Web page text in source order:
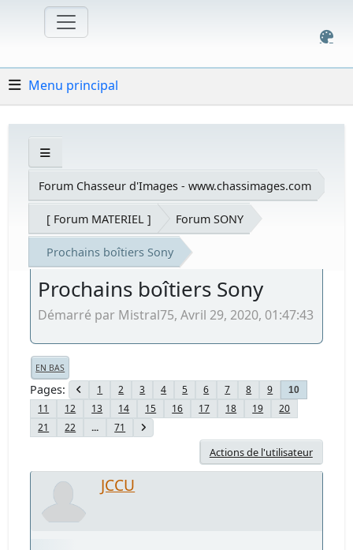
Menu principal
Forum Chasseur d'Images - www.chassimages.com
[ Forum MATERIEL ] Forum SONY
Prochains boîtiers Sony
Prochains boîtiers Sony
Démarré par Mistral75, Avril 29, 2020, 01:47:43
EN BAS
Pages 1 2 3 4 5 6 7 8 9 10
11 12 13 14 15 16 17 18 19
20
21
22 ... 71
Actions de l'utilisateur
JCCU